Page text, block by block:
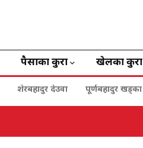
पैसाका कुरा खेलका कुरा
शेरबहादुर देउवा पूर्णबहादुर खड्का